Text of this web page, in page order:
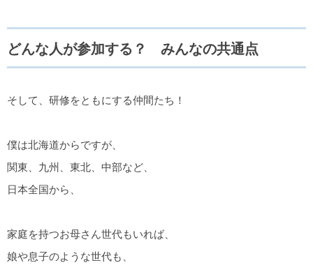
どんな人が参加する？ みんなの共通点
そして、研修をともにする仲間たち！
僕は北海道からですが、
関東、九州、東北、中部など、
日本全国から、
家庭を持つお母さん世代もいれば、
娘や息子のような世代も、